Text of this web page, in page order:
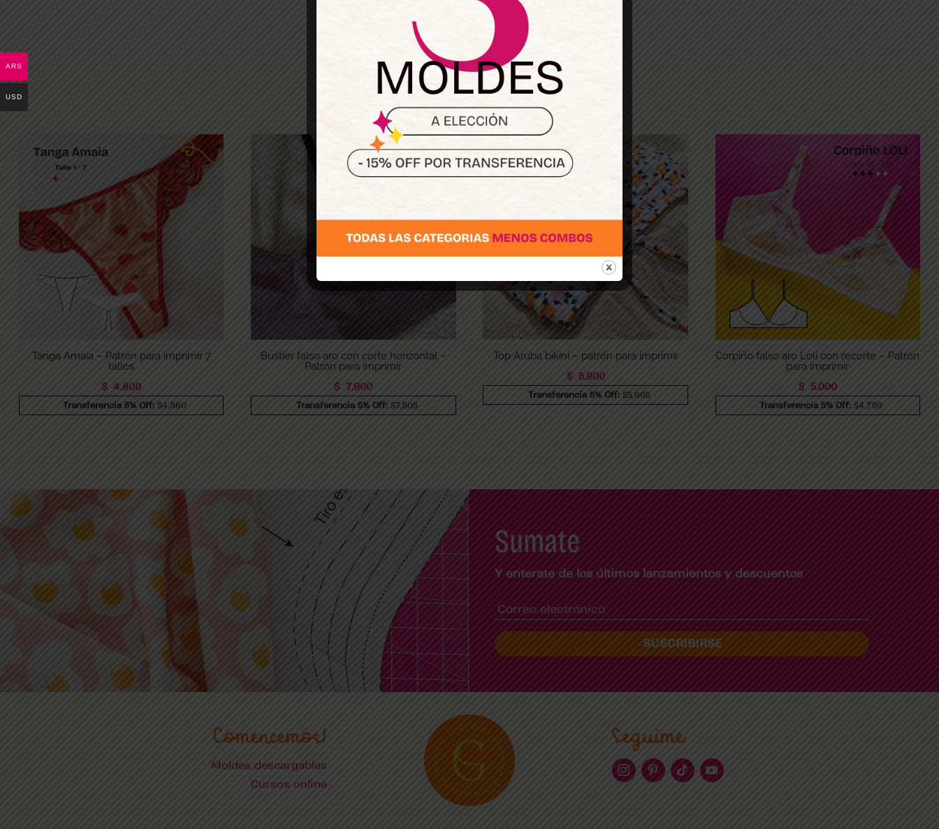
Los más elegidos
Tanga Amaia – Patrón para imprimir 7
talles
$ 4.800
Transferencia 5% Off: $4,560
Bustier falso aro con corte horizontal –
Patrón para imprimir
$ 7.900
Transferencia 5% Off: $7,505
Top Aruba bikini – patrón para imprimir
$ 5.900
Transferencia 5% Off: $5,605
Corpiño falso aro Loli con recorte – Patrón
para imprimir
$ 5.000
Transferencia 5% Off: $4,750
Sumate
Y enterate de los últimos lanzamientos y descuentos
SUSCRIBIRSE
Comencemos!
Moldes descargables
Cursos online
Seguime
ARS
USD